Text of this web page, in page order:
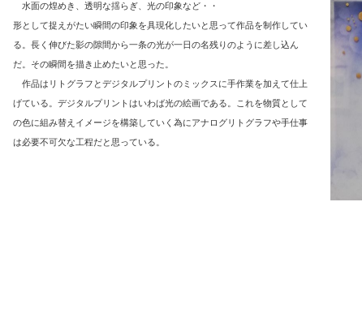
水面の煌めき、透明な揺らぎ、光の印象など・・
形として捉えがたい瞬間の印象を具現化したいと思って作品を制作してい
る。長く伸びた影の隙間から一条の光が一日の名残りのように差し込ん
だ。その瞬間を描き止めたいと思った。
作品はリトグラフとデジタルプリントのミックスに手作業を加えて仕上
げている。デジタルプリントはいわば光の絵画である。これを物質として
の色に組み替えイメージを構築していく為にアナログリトグラフや手仕事
は必要不可欠な工程だと思っている。